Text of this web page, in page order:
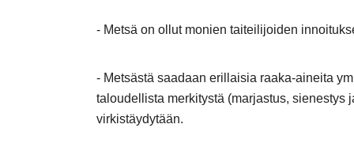
- Metsä on ollut monien taiteilijoiden
- Metsästä saadaan erillaisia raaka-aineita
taloudellista merkitystä (marjastus, sienestys
virkistäydytään.